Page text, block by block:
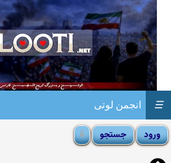
انجمن لوتی ☰